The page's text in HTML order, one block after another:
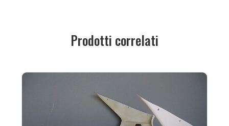
Prodotti correlati